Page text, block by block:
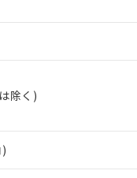
除く)
過去に遡って非含有を
では、対応完了まで
した。